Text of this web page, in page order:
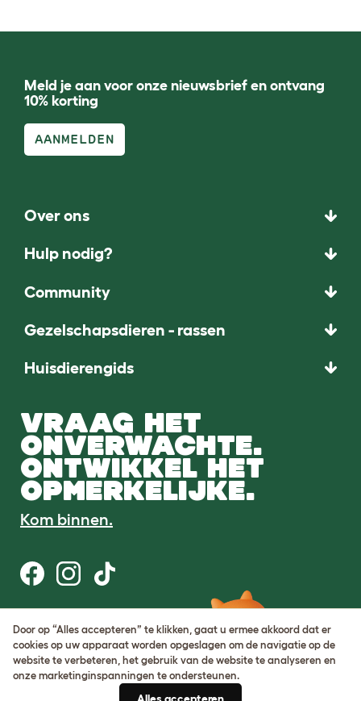
Meld je aan voor onze nieuwsbrief en ontvang
10% korting
AANMELDEN
Over ons
Hulp nodig?
Community
Gezelschapsdieren - rassen
Huisdierengids
VRAAG HET
ONVERWACHTE.
ONTWIKKEL HET
OPMERKELIJKE.
Kom binnen.
Gebruiksvoorwaarden
Cookie & privacybeleid
Cookie Settings
Sitemap
Door op “Alles accepteren” te klikken, gaat u ermee akkoord dat er
cookies op uw apparaat worden opgeslagen om de navigatie op de
website te verbeteren, het gebruik van de website te analyseren en
onze marketinginspanningen te ondersteunen.